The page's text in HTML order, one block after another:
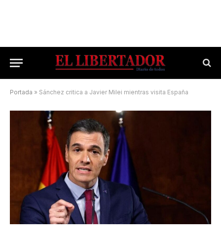
Portada » Sánchez critica a Javier Milei mientras visita España